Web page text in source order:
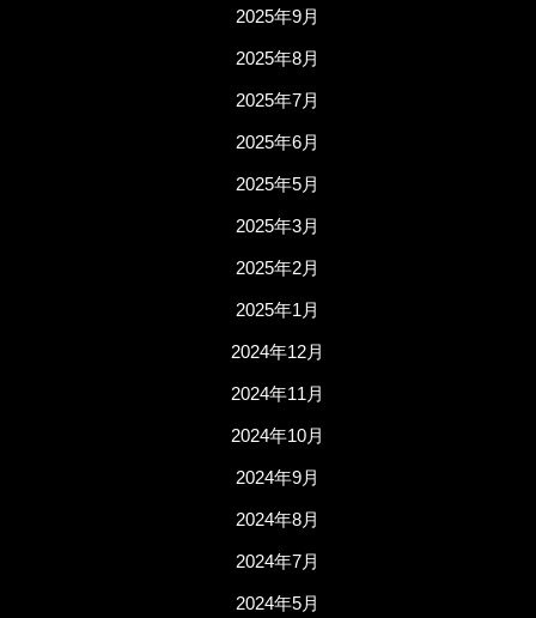
2025年9月
2025年8月
2025年7月
2025年6月
2025年5月
2025年3月
2025年2月
2025年1月
2024年12月
2024年11月
2024年10月
2024年9月
2024年8月
2024年7月
2024年5月